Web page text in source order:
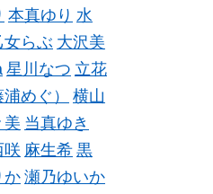
本真ゆり 水
女らぶ 大沢美
星川なつ 立花
めぐ）
横山
美 当真ゆき
咲 麻生希 黒
か瀬乃ゆいか